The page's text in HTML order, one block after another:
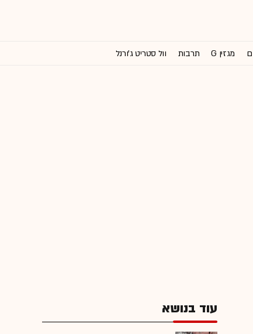
מגזין G תרבות וול סטריט ג'ורנל
עוד בנושא